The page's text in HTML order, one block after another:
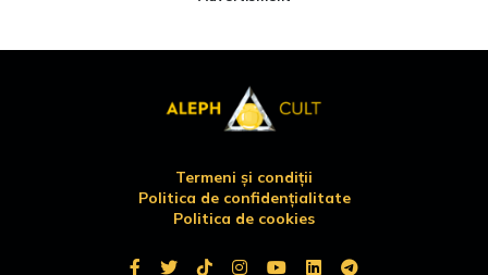
Termeni și condiții
Politica de confidențialitate
Politica de cookies